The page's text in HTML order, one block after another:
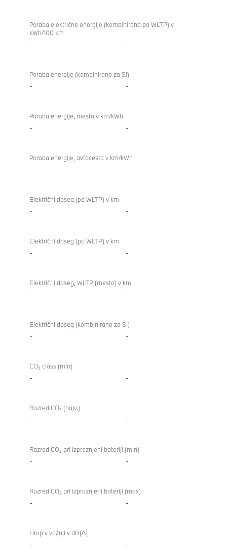
Poraba električne energije (kombinirana po WLTP) v
kWh/100 km
- -
Poraba energije (kombinirano za SI)
- -
Poraba energije, mesto v km/kWh
- -
Poraba energije, avtocesta v km/kWh
- -
Električni doseg (po WLTP) v km
- -
Električni doseg (po WLTP) v km
- -
Električni doseg, WLTP (mesto) v km
- -
Električni doseg (kombinirano za SI)
- -
CO₂ class (min)
- -
Razred CO₂ (najv.)
- -
Razred CO₂ pri izpraznjeni bateriji (min)
- -
Razred CO₂ pri izpraznjeni bateriji (max)
- -
Hrup v vožnji v dB(A)
- -